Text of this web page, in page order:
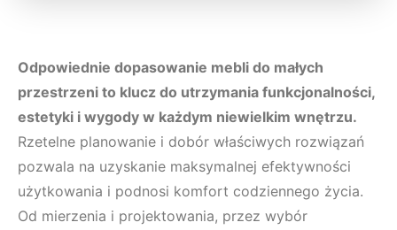
Odpowiednie dopasowanie mebli do małych
przestrzeni to klucz do utrzymania funkcjonalności,
estetyki i wygody w każdym niewielkim wnętrzu.
Rzetelne planowanie i dobór właściwych rozwiązań
pozwala na uzyskanie maksymalnej efektywności
użytkowania i podnosi komfort codziennego życia.
Od mierzenia i projektowania, przez wybór